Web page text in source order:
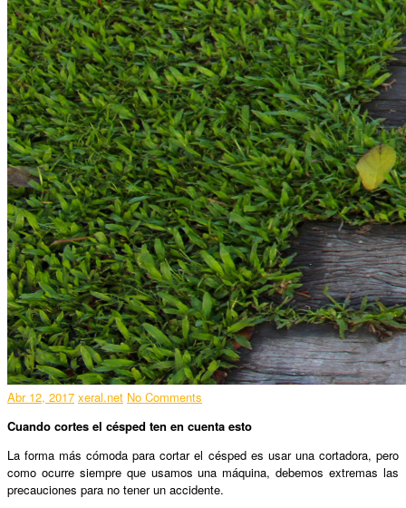
Abr 12, 2017 xeral.net No Comments
Cuando cortes el césped ten en cuenta esto
La forma más cómoda para cortar el césped es usar una cortadora, pero
como ocurre siempre que usamos una máquina, debemos extremas las
precauciones para no tener un accidente.